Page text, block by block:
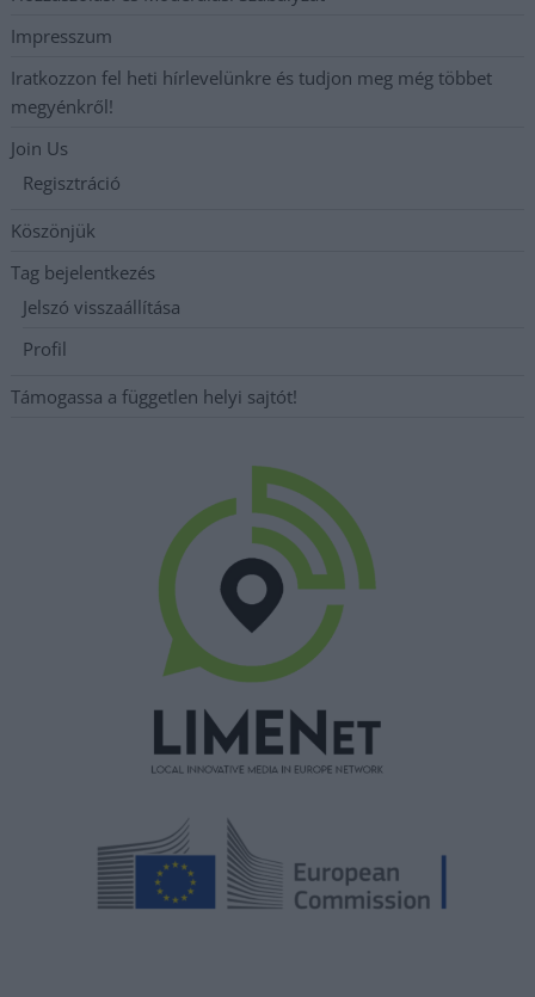
Impresszum
Iratkozzon fel heti hírlevelünkre és tudjon meg még többet
megyénkről!
Join Us
Regisztráció
Köszönjük
Tag bejelentkezés
Jelszó visszaállítása
Profil
Támogassa a független helyi sajtót!